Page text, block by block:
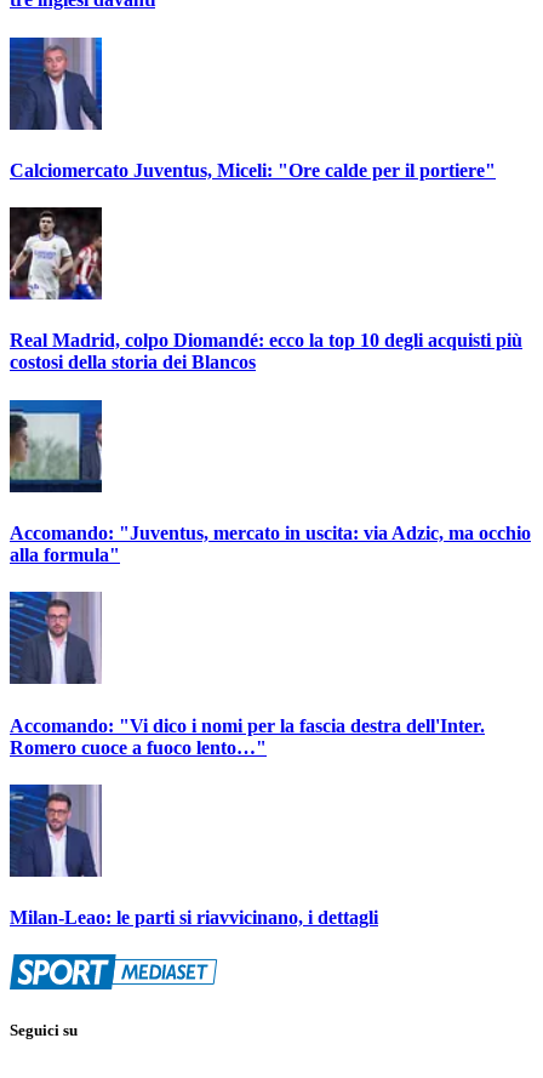
Calciomercato Juventus, Miceli: "Ore calde per il portiere"
Real Madrid, colpo Diomandé: ecco la top 10 degli acquisti più
costosi della storia dei Blancos
Accomando: "Juventus, mercato in uscita: via Adzic, ma occhio
alla formula"
Accomando: "Vi dico i nomi per la fascia destra dell'Inter.
Romero cuoce a fuoco lento…"
Milan-Leao: le parti si riavvicinano, i dettagli
Seguici su